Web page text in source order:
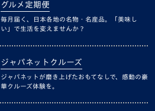
グルメ定期便
毎月届く、日本各地の名物・名産品。「美味し
い」で生活を変えませんか？
ジャパネットクルーズ
ジャパネットが磨き上げたおもてなしで、感動の豪
華クルーズ体験を。